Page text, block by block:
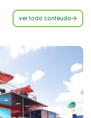
ver todo conteúdo